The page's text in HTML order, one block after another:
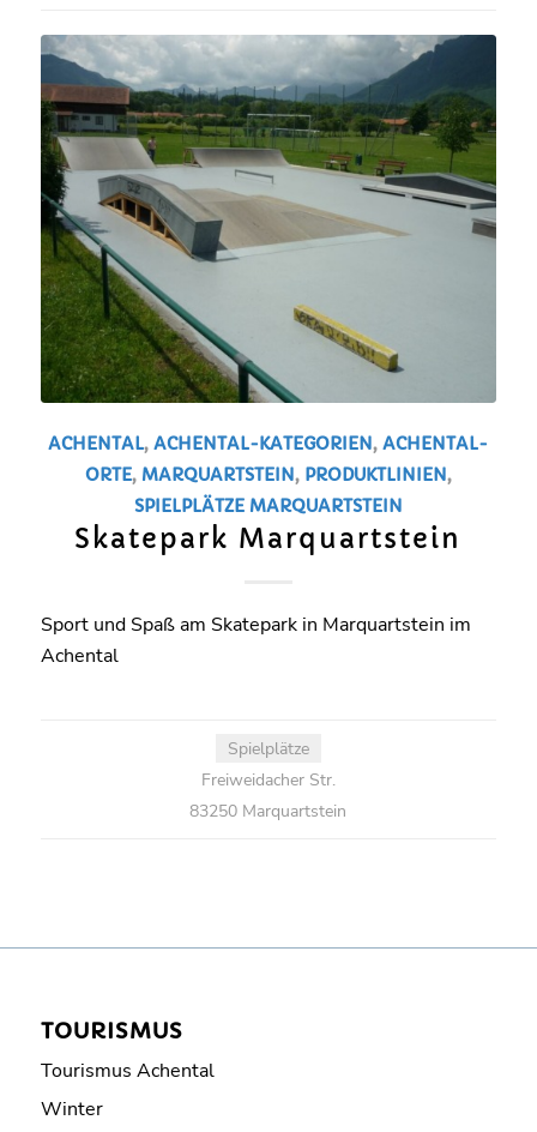
ACHENTAL,ACHENTAL-KATEGORIEN,ACHENTAL-
ORTE, MARQUARTSTEIN, PRODUKTLINIEN,
SPIELPLÄTZE MARQUARTSTEIN
Skatepark Marquartstein
Sport und Spaß am Skatepark in Marquartstein im
Achental
Spielplätze
Freiweidacher Str.
83250 Marquartstein
TOURISMUS
Tourismus Achental
Winter